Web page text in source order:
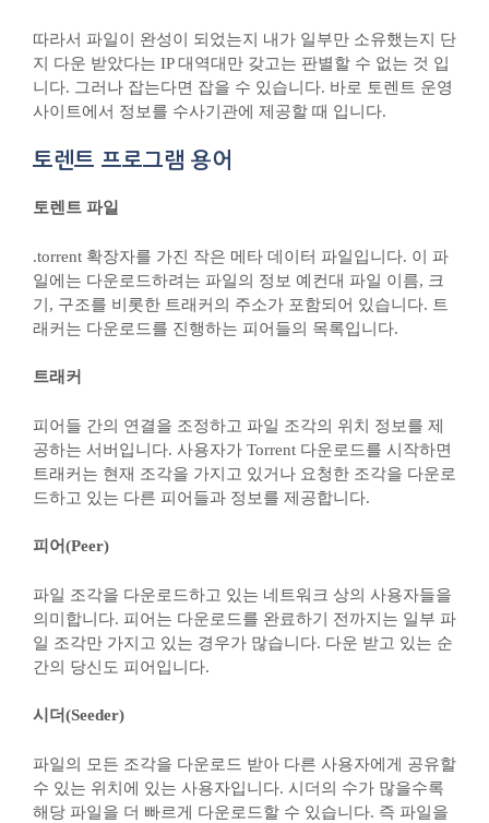
따라서 파일이 완성이 되었는지 내가 일부만 소유했는지 단
지 다운 받았다는 IP 대역대만 갖고는 판별할 수 없는 것 입
니다. 그러나 잡는다면 잡을 수 있습니다. 바로 토렌트 운영
사이트에서 정보를 수사기관에 제공할 때 입니다.
토렌트 프로그램 용어
토렌트 파일
.torrent 확장자를 가진 작은 메타 데이터 파일입니다. 이 파
일에는 다운로드하려는 파일의 정보 예컨대 파일 이름, 크
기, 구조를 비롯한 트래커의 주소가 포함되어 있습니다. 트
래커는 다운로드를 진행하는 피어들의 목록입니다.
트래커
피어들 간의 연결을 조정하고 파일 조각의 위치 정보를 제
공하는 서버입니다. 사용자가 Torrent 다운로드를 시작하면
트래커는 현재 조각을 가지고 있거나 요청한 조각을 다운로
드하고 있는 다른 피어들과 정보를 제공합니다.
피어(Peer)
파일 조각을 다운로드하고 있는 네트워크 상의 사용자들을
의미합니다. 피어는 다운로드를 완료하기 전까지는 일부 파
일 조각만 가지고 있는 경우가 많습니다. 다운 받고 있는 순
간의 당신도 피어입니다.​
시더(Seeder)
파일의 모든 조각을 다운로드 받아 다른 사용자에게 공유할
수 있는 위치에 있는 사용자입니다. 시더의 수가 많을수록
해당 파일을 더 빠르게 다운로드할 수 있습니다. 즉 파일을